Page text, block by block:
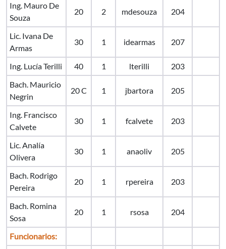
Ing. Mauro De
Souza
20 2 mdesouza 204
Lic. Ivana De
Armas
30 1 idearmas 207
Ing. Lucía Terilli 40 1 lterilli
203
Bach. Mauricio
Negrin
20 C 1 jbartora 205
Ing. Francisco
Calvete
30 1 fcalvete 203
Lic. Analía
Olivera
30 1 anaoliv 205
Bach. Rodrigo
Pereira
20 1 rpereira 203
Bach. Romina
Sosa
20 1 rsosa 204
Funcionarios: